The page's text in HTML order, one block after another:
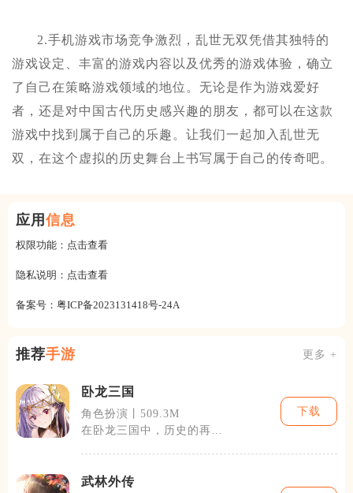
2.手机游戏市场竞争激烈，乱世无双凭借其独特的
游戏设定、丰富的游戏内容以及优秀的游戏体验，确立
了自己在策略游戏领域的地位。无论是作为游戏爱好
者，还是对中国古代历史感兴趣的朋友，都可以在这款
游戏中找到属于自己的乐趣。让我们一起加入乱世无
双，在这个虚拟的历史舞台上书写属于自己的传奇吧。
应用 信息
权限功能： 点击查看
隐私说明： 点击查看
备案号： 粤ICP备2023131418号-24A
推荐手游 更多 +
卧龙三国
角色扮演丨509.3M
在卧龙三国中，历史的再现
下载
武林外传